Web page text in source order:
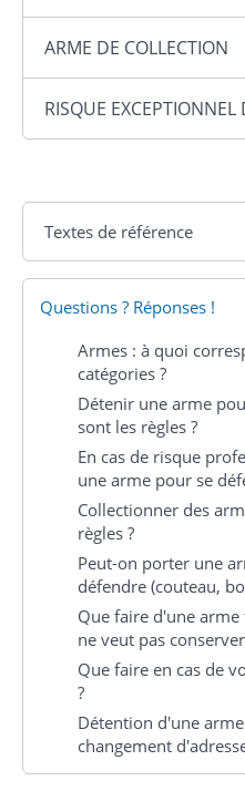
ARME DE COLLECTION
RISQUE
Textes de référence
Questions ? Réponses !
Armes : à quoi
catégories ?
Détenir une arme
sont les règles ?
En cas de risque
une arme pour se
Collectionner des
règles ?
Peut-on porter une
défendre (couteau,
Que faire d'une
ne veut pas
Que faire en cas de
?
Détention d'une
changement